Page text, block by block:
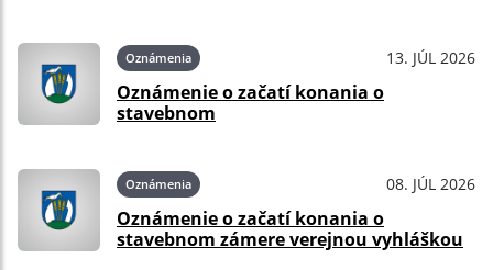
Oznámenia 13. JÚL 2026
Oznámenie o začatí konania o
stavebnom
Oznámenia 08. JÚL 2026
Oznámenie o začatí konania o
stavebnom zámere verejnou vyhláškou